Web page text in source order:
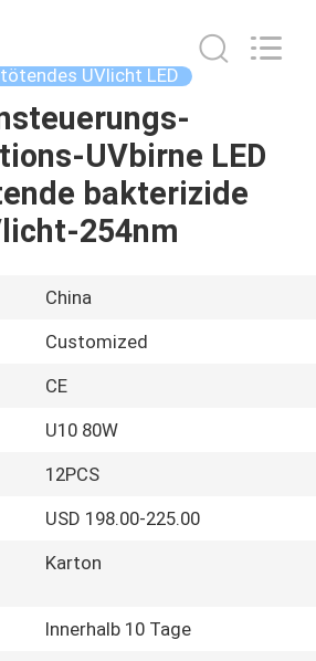
UVlicht LED
UVbirne LED
bakterizide
254nm
China
Customized
CE
U10 80W
12PCS
USD 198.00-225.00
Karton
Innerhalb 10 Tage